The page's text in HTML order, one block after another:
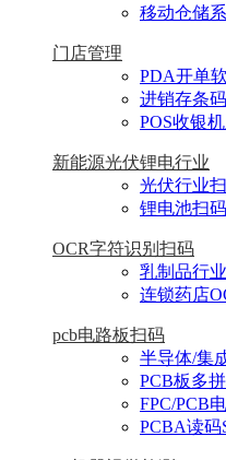
移动仓储
门店管理
PDA开单
进销存条
POS收银
新能源光伏锂电行业
光伏行业
锂电池扫
OCR字符识别扫码
乳制品行
连锁药店
pcb电路板扫码
半导体/集
PCB板多
FPC/PCB
PCBA读码